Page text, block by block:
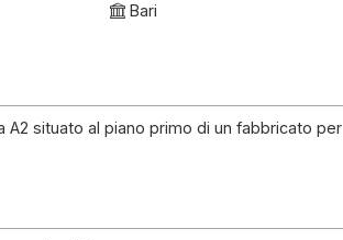
Bari
situato al piano primo di un fabbricato per